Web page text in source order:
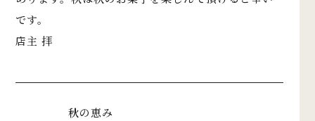
です。
店主 拝
秋の恵み